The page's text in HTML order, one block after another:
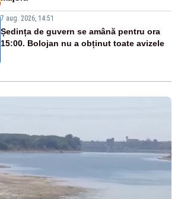
7 aug. 2026, 14:51
Ședința de guvern se amână pentru ora
15:00. Bolojan nu a obținut toate avizele